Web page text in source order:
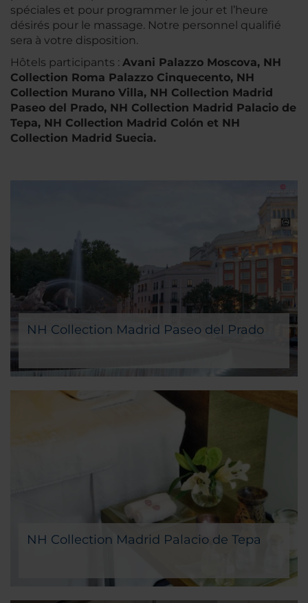
spéciales et pour programmer le jour et l’heure
désirés pour le massage. Notre personnel qualifié
sera à votre disposition.
Hôtels participants : Avani Palazzo Moscova, NH
Collection Roma Palazzo Cinquecento, NH
Collection Murano Villa, NH Collection Madrid
Paseo del Prado, NH Collection Madrid Palacio de
Tepa, NH Collection Madrid Colón et NH
Collection Madrid Suecia.
NH Collection Madrid Paseo del Prado
NH Collection Madrid Palacio de Tepa